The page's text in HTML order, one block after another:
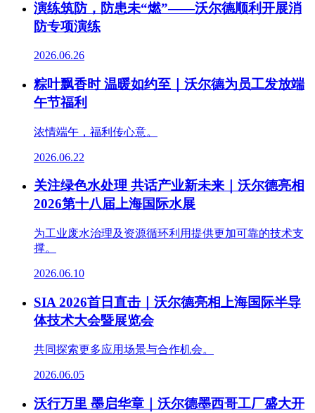
演练筑防，防患未“燃”——沃尔德顺利开展消
防专项演练
2026.06.26
粽叶飘香时 温暖如约至｜沃尔德为员工发放端
午节福利
浓情端午，福利传心意。
2026.06.22
关注绿色水处理 共话产业新未来｜沃尔德亮相
2026第十八届上海国际水展
为工业废水治理及资源循环利用提供更加可靠的技术支
撑。
2026.06.10
SIA 2026首日直击｜沃尔德亮相上海国际半导
体技术大会暨展览会
共同探索更多应用场景与合作机会。
2026.06.05
沃行万里 墨启华章｜沃尔德墨西哥工厂盛大开